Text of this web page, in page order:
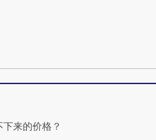
下来的价格？